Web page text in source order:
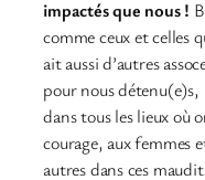
impactés que nous !
comme ceux et celles
ait aussi d’autres
pour nous
dans tous les lieux où
courage, aux femmes
autres dans ces